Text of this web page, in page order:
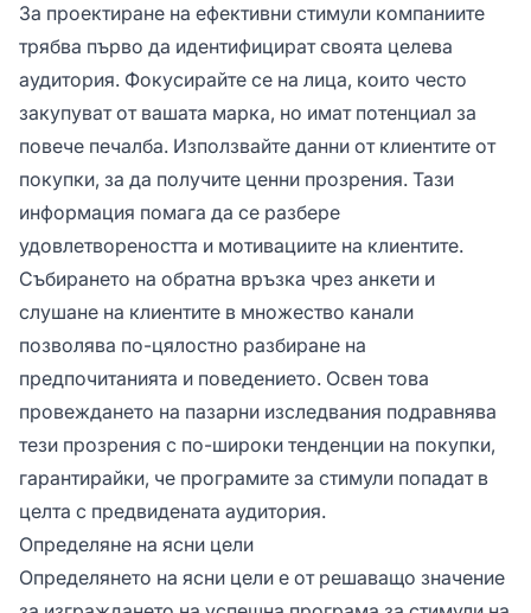
За проектиране на ефективни стимули компаниите
трябва първо да идентифицират своята целева
аудитория. Фокусирайте се на лица, които често
закупуват от вашата марка, но имат потенциал за
повече печалба. Използвайте данни от клиентите от
покупки, за да получите ценни прозрения. Тази
информация помага да се разбере
удовлетвореността и мотивациите на клиентите.
Събирането на обратна връзка чрез анкети и
слушане на клиентите в множество канали
позволява по-цялостно разбиране на
предпочитанията и поведението. Освен това
провеждането на пазарни изследвания подравнява
тези прозрения с по-широки тенденции на покупки,
гарантирайки, че програмите за стимули попадат в
целта с предвидената аудитория.
Определяне на ясни цели
Определянето на ясни цели е от решаващо значение